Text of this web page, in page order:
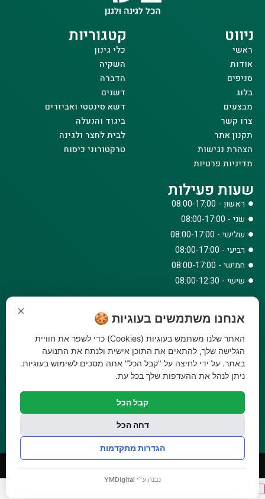
ניווט
ראשי
אודות
סניפים
בלוג
מבצעים
צרו קשר
תקנון אתר
הצהרת נגישות
מדיניות פרטיות
קטגוריות
כלי גינון
השקיה
הדברה
דשנים
דשא סינטטי ואביזרים
ביגוד והנעלה
לבית לחצר ולגינה
טרקטורוני כיסוח
שעות פעילות
ראשון - 08:00-17:00
שני - 08:00-17:00
שלישי - 08:00-17:00
רביעי - 08:00-17:00
חמישי - 08:00-17:00
שישי - 08:00-12:30
073-779-6243
וואטסאפ
amirbair@amir-agricul.co.il
אזורי חלוקה:כל הארץ
פייסבוק
אינסטגרם
עלות משלוח עד הבית 29.90 ₪, משלוח חינם בקניה מעל
× אנחנו משתמשים בעוגיות 🍪
האתר שלנו משתמש בעוגיות (Cookies) כדי לשפר את חוויית
הגלישה שלך, להתאים את התוכן אישית ולנתח את התנועה
באתר. על ידי לחיצה על "קבל הכל" אתה מסכים לשימוש בעוגיות.
ניתן לנהל את ההעדפות שלך בכל עת.
קבל הכל
דחה הכל
הגדרות מתקדמות
נבנה ע״י YMDigital